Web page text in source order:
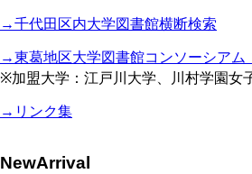
→千代田区内大学図書館横断検索
→東葛地区大学図書館コンソーシアム
※加盟大学：江戸川大学、川村学園女
→リンク集
NewArrival